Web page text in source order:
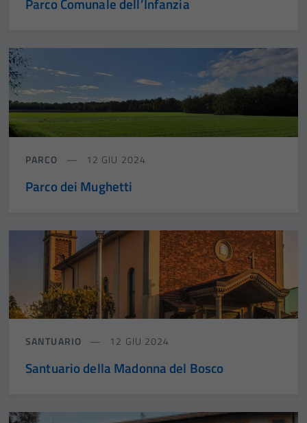
Parco Comunale dell’Infanzia
PARCO 12 GIU 2024
Parco dei Mughetti
SANTUARIO 12 GIU 2024
Santuario della Madonna del Bosco